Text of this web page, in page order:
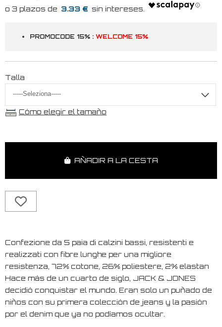
3.33 €
PROMOCODE 15% : WELCOME 15%
Talla
Cómo elegir el tamaño
AÑADIR A LA CESTA
Confezione da 5 paia di calzini bassi, resistenti e
realizzati con fibre lunghe per una migliore
resistenza, 72% cotone, 26% poliestere, 2% elastan
Hace más de un cuarto de siglo, JACK & JONES
decidió conquistar el mundo. Eran solo un puñado de
niños con su primera colección de jeans y la pasión
por el denim que ya no podíamos ocultar.